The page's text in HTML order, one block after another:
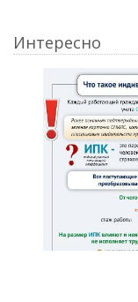
Интересно